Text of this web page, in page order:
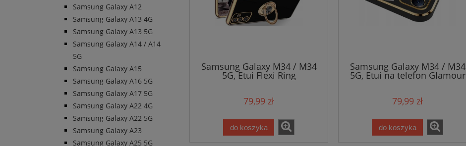
Samsung Galaxy A12
Samsung Galaxy A13 4G
Samsung Galaxy A13 5G
Samsung Galaxy A14 / A14
5G
Samsung Galaxy A15
Samsung Galaxy A16 5G
Samsung Galaxy A17 5G
Samsung Galaxy A22 4G
Samsung Galaxy A22 5G
Samsung Galaxy A23
Samsung Galaxy A25 5G
Samsung Galaxy M34 / M34
5G, Etui Flexi Ring
79,99 zł
do koszyka
Samsung Galaxy M34 / M34
5G, Etui na telefon Glamour
79,99 zł
do koszyka